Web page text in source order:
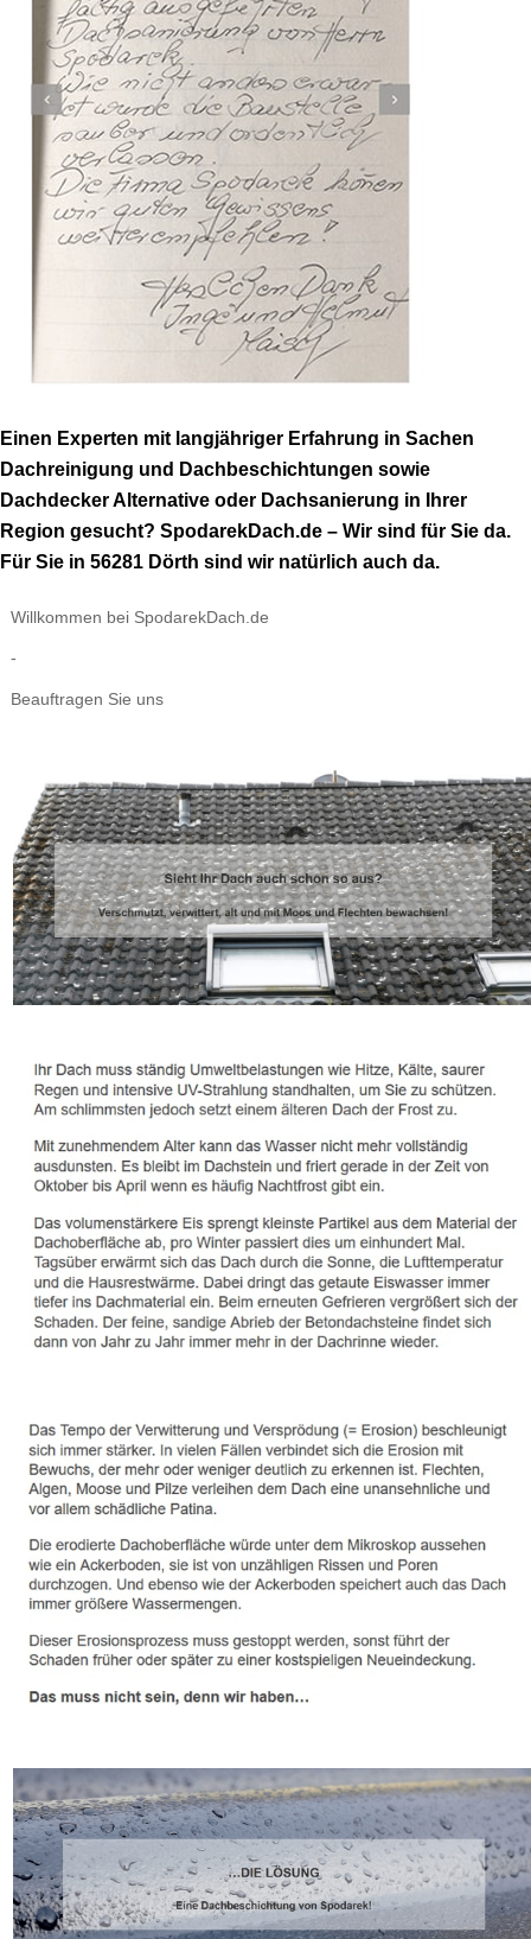
Einen Experten mit langjähriger Erfahrung in Sachen
Dachreinigung und Dachbeschichtungen sowie
Dachdecker Alternative oder Dachsanierung in Ihrer
Region gesucht? SpodarekDach.de – Wir sind für Sie da.
Für Sie in 56281 Dörth sind wir natürlich auch da.
Willkommen bei SpodarekDach.de
-
Beauftragen Sie uns